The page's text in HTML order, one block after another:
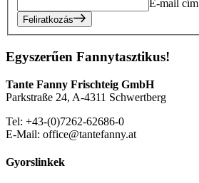
E-mail cím
Feliratkozás
Egyszerűen Fannytasztikus!
Tante Fanny Frischteig GmbH
Parkstraße 24, A-4311 Schwertberg
Tel: +43-(0)7262-62686-0
E-Mail: office@tantefanny.at
Gyorslinkek